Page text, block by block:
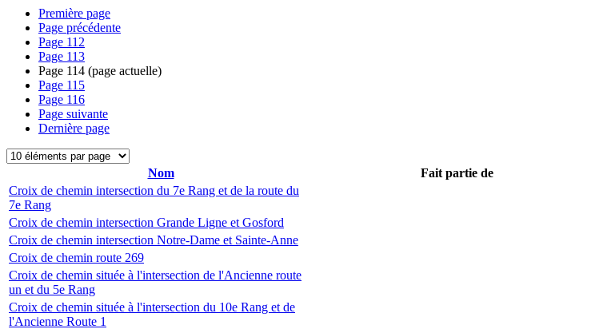
Première page
Page précédente
Page 112
Page 113
Page 114 (page actuelle)
Page 115
Page 116
Page suivante
Dernière page
Nom Fait partie de
Croix de chemin intersection du 7e Rang et de la route du
7e Rang
Croix de chemin intersection Grande Ligne et Gosford
Croix de chemin intersection Notre-Dame et Sainte-Anne
Croix de chemin route 269
Croix de chemin située à l'intersection de l'Ancienne route
un et du 5e Rang
Croix de chemin située à l'intersection du 10e Rang et de
l'Ancienne Route 1